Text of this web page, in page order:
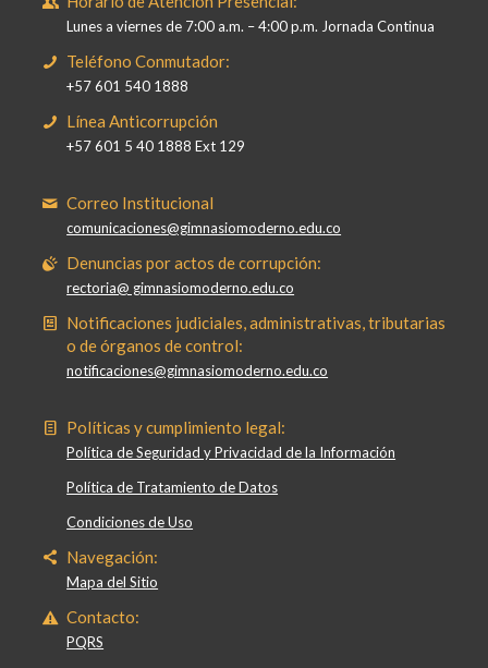
Lunes a viernes de 7:00 a.m. – 4:00 p.m. Jornada Continua
Teléfono Conmutador:
+57 601 540 1888
Línea Anticorrupción
+57 601 5 40 1888 Ext 129
Correo Institucional
comunicaciones@gimnasiomoderno.edu.co
Denuncias por actos de corrupción:
rectoria@ gimnasiomoderno.edu.co
Notificaciones judiciales, administrativas, tributarias
o de órganos de control:
notificaciones@gimnasiomoderno.edu.co
Políticas y cumplimiento legal:
Política de Seguridad y Privacidad de la Información
Política de Tratamiento de Datos
Condiciones de Uso
Navegación:
Mapa del Sitio
Contacto:
PQRS